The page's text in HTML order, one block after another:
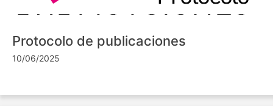
Protocolo de publicaciones
10/06/2025